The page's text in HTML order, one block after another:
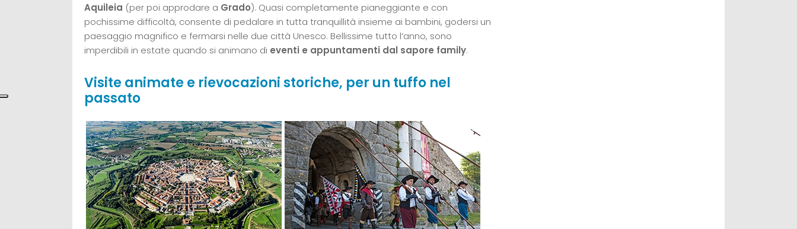
Aquileia (per poi approdare a Grado). Quasi completamente pianeggiante e con
pochissime difficoltà, consente di pedalare in tutta tranquillità insieme ai bambini, godersi un
paesaggio magnifico e fermarsi nelle due città Unesco. Bellissime tutto l’anno, sono
imperdibili in estate quando si animano di eventi e appuntamenti dal sapore family.
Visite animate e rievocazioni storiche, per un tuffo nel
passato